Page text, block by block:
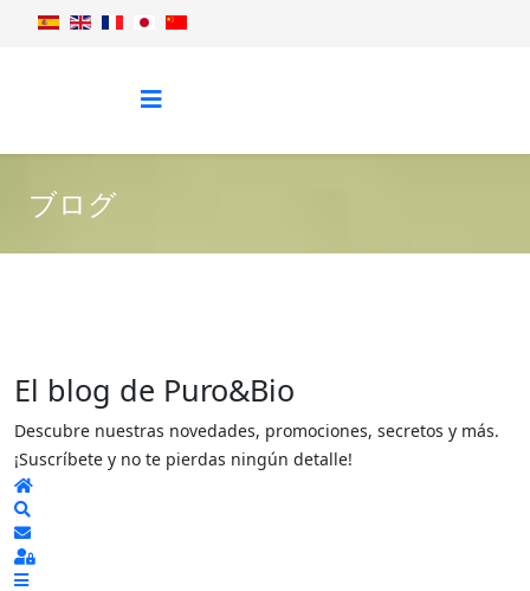
ブログ
El blog de Puro&Bio
Descubre nuestras novedades, promociones, secretos y más.
¡Suscríbete y no te pierdas ningún detalle!
Home
ブログの更新を購読
Sign In